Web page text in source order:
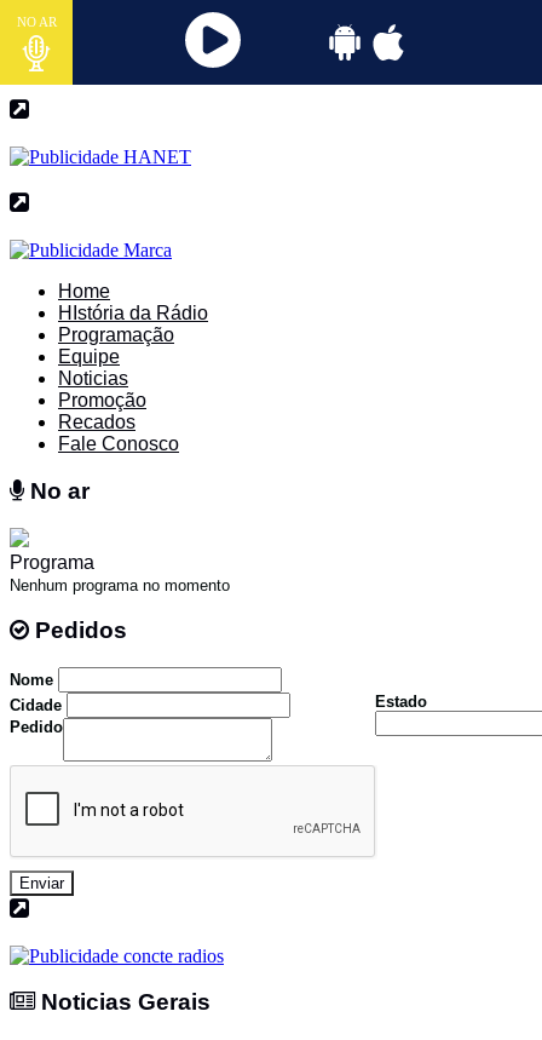
NO AR
Home
HIstória da Rádio
Programação
Equipe
Noticias
Promoção
Recados
Fale Conosco
No ar
Programa
Nenhum programa no momento
Pedidos
Nome
Cidade
Estado
Pedido
Enviar
Noticias Gerais